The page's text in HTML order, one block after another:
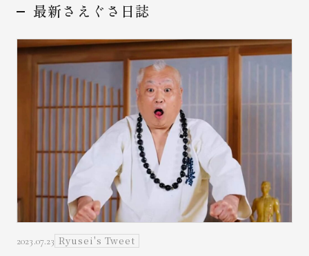
お問い合わせ
最新さえぐさ日誌
2023.07.23 Ryusei's Tweet